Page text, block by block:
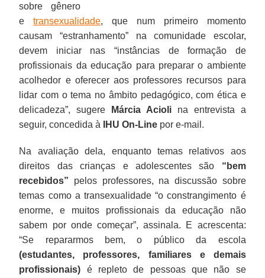
sobre gênero
etransexualidade, que num primeiro momento
causam “estranhamento” na comunidade escolar,
devem iniciar nas “instâncias de formação de
profissionais da educação para preparar o ambiente
acolhedor e oferecer aos professores recursos para
lidar com o tema no âmbito pedagógico, com ética e
delicadeza”, sugere
Márcia Acioli na entrevista a
seguir, concedida à
IHU On-Line por e-mail.
Na avaliação dela, enquanto temas relativos aos
direitos das crianças e adolescentes são “bem
recebidos” pelos professores, na discussão sobre
temas como a transexualidade “o constrangimento é
enorme, e muitos profissionais da educação não
sabem por onde começar”, assinala. E acrescenta:
“Se repararmos bem, o público da escola
(estudantes, professores, familiares e demais
profissionais) é repleto de pessoas que não se